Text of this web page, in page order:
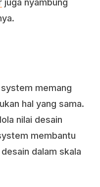
juga nyambung
memang
hal yang sama.
nilai desain
membantu
dalam skala